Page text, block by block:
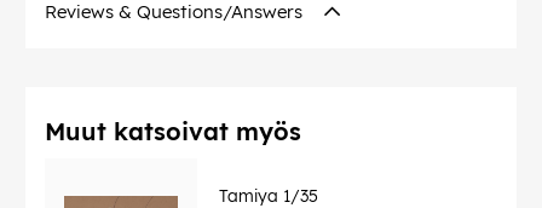
Reviews & Questions/Answers
Muut katsoivat myös
Tamiya 1/35